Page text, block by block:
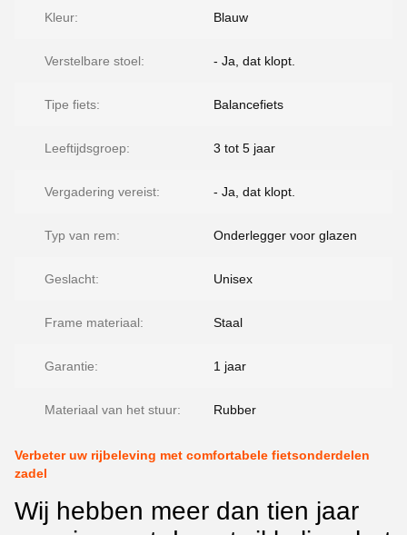
Kleur: Blauw
Verstelbare stoel: - Ja, dat klopt.
Tipe fiets: Balancefiets
Leeftijdsgroep: 3 tot 5 jaar
Vergadering vereist: - Ja, dat klopt.
Typ van rem: Onderlegger voor glazen
Geslacht: Unisex
Frame materiaal: Staal
Garantie: 1 jaar
Materiaal van het stuur: Rubber
Verbeter uw rijbeleving met comfortabele fietsonderdelen
zadel
Wij hebben meer dan tien jaar